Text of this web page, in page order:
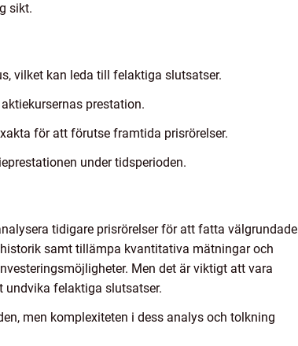
sikt.
vilket kan leda till felaktiga slutsatser.
prestation.
för att förutse framtida prisrörelser.
under tidsperioden.
tidigare prisrörelser för att fatta välgrundade
samt tillämpa kvantitativa mätningar och
Men det är viktigt att vara
undvika felaktiga slutsatser.
men komplexiteten i dess analys och tolkning